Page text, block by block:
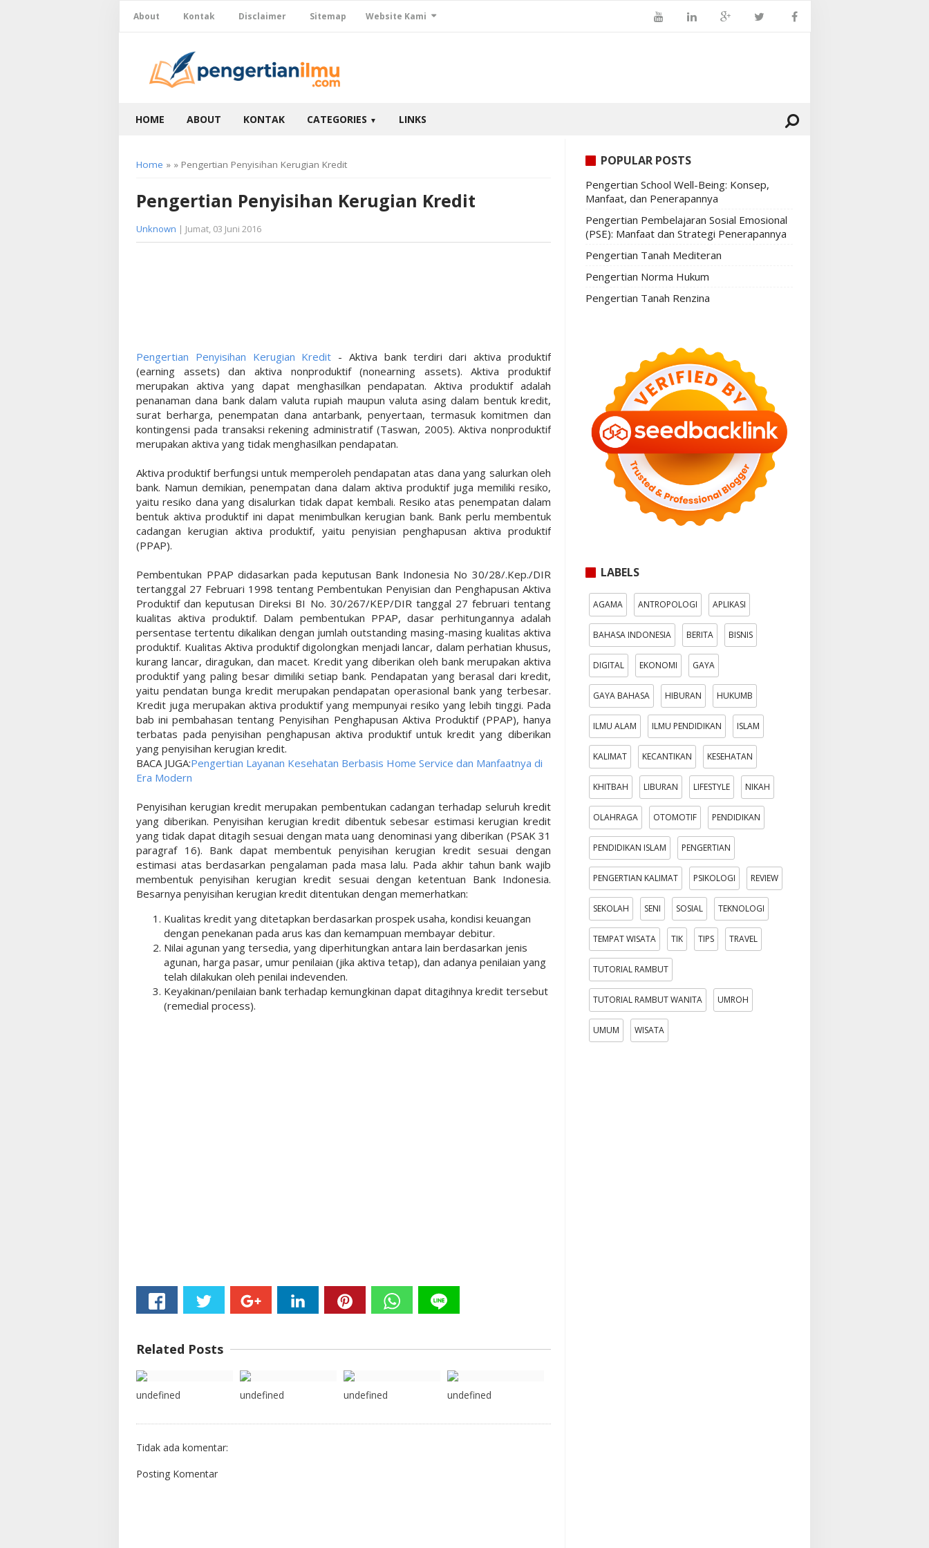
About Kontak Disclaimer Sitemap Website Kami
HOME ABOUT KONTAK CATEGORIES ▼ LINKS
Home » » Pengertian Penyisihan Kerugian Kredit
Pengertian Penyisihan Kerugian Kredit
Unknown | Jumat, 03 Juni 2016
Pengertian Penyisihan Kerugian Kredit - Aktiva bank terdiri dari aktiva produktif
(earning assets) dan aktiva nonproduktif (nonearning assets). Aktiva produktif
merupakan aktiva yang dapat menghasilkan pendapatan. Aktiva produktif adalah
penanaman dana bank dalam valuta rupiah maupun valuta asing dalam bentuk kredit,
surat berharga, penempatan dana antarbank, penyertaan, termasuk komitmen dan
kontingensi pada transaksi rekening administratif (Taswan, 2005). Aktiva nonproduktif
merupakan aktiva yang tidak menghasilkan pendapatan.
Aktiva produktif berfungsi untuk memperoleh pendapatan atas dana yang salurkan oleh
bank. Namun demikian, penempatan dana dalam aktiva produktif juga memiliki resiko,
yaitu resiko dana yang disalurkan tidak dapat kembali. Resiko atas penempatan dalam
bentuk aktiva produktif ini dapat menimbulkan kerugian bank. Bank perlu membentuk
cadangan kerugian aktiva produktif, yaitu penyisian penghapusan aktiva produktif
(PPAP).
Pembentukan PPAP didasarkan pada keputusan Bank Indonesia No 30/28/.Kep./DIR
tertanggal 27 Februari 1998 tentang Pembentukan Penyisian dan Penghapusan Aktiva
Produktif dan keputusan Direksi BI No. 30/267/KEP/DIR tanggal 27 februari tentang
kualitas aktiva produktif. Dalam pembentukan PPAP, dasar perhitungannya adalah
persentase tertentu dikalikan dengan jumlah outstanding masing-masing kualitas aktiva
produktif. Kualitas Aktiva produktif digolongkan menjadi lancar, dalam perhatian khusus,
kurang lancar, diragukan, dan macet. Kredit yang diberikan oleh bank merupakan aktiva
produktif yang paling besar dimiliki setiap bank. Pendapatan yang berasal dari kredit,
yaitu pendatan bunga kredit merupakan pendapatan operasional bank yang terbesar.
Kredit juga merupakan aktiva produktif yang mempunyai resiko yang lebih tinggi. Pada
bab ini pembahasan tentang Penyisihan Penghapusan Aktiva Produktif (PPAP), hanya
terbatas pada penyisihan penghapusan aktiva produktif untuk kredit yang diberikan
yang penyisihan kerugian kredit.
BACA JUGA:Pengertian Layanan Kesehatan Berbasis Home Service dan Manfaatnya di
Era Modern
Penyisihan kerugian kredit merupakan pembentukan cadangan terhadap seluruh kredit
yang diberikan. Penyisihan kerugian kredit dibentuk sebesar estimasi kerugian kredit
yang tidak dapat ditagih sesuai dengan mata uang denominasi yang diberikan (PSAK 31
paragraf 16). Bank dapat membentuk penyisihan kerugian kredit sesuai dengan
estimasi atas berdasarkan pengalaman pada masa lalu. Pada akhir tahun bank wajib
membentuk penyisihan kerugian kredit sesuai dengan ketentuan Bank Indonesia.
Besarnya penyisihan kerugian kredit ditentukan dengan memerhatkan:
Kualitas kredit yang ditetapkan berdasarkan prospek usaha, kondisi keuangan
dengan penekanan pada arus kas dan kemampuan membayar debitur.
Nilai agunan yang tersedia, yang diperhitungkan antara lain berdasarkan jenis
agunan, harga pasar, umur penilaian (jika aktiva tetap), dan adanya penilaian yang
telah dilakukan oleh penilai indevenden.
Keyakinan/penilaian bank terhadap kemungkinan dapat ditagihnya kredit tersebut
(remedial process).
Related Posts
undefined undefined undefined undefined
Tidak ada komentar:
Posting Komentar
POPULAR POSTS
Pengertian School Well-Being: Konsep,
Manfaat, dan Penerapannya
Pengertian Pembelajaran Sosial Emosional
(PSE): Manfaat dan Strategi Penerapannya
Pengertian Tanah Mediteran
Pengertian Norma Hukum
Pengertian Tanah Renzina
LABELS
AGAMA ANTROPOLOGI APLIKASI
BAHASA INDONESIA BERITA BISNIS
DIGITAL EKONOMI GAYA
GAYA BAHASA HIBURAN HUKUMB
ILMU ALAM ILMU PENDIDIKAN ISLAM
KALIMAT KECANTIKAN KESEHATAN
KHITBAH LIBURAN LIFESTYLE NIKAH
OLAHRAGA OTOMOTIF PENDIDIKAN
PENDIDIKAN ISLAM PENGERTIAN
PENGERTIAN KALIMAT PSIKOLOGI REVIEW
SEKOLAH SENI SOSIAL TEKNOLOGI
TEMPAT WISATA TIK TIPS TRAVEL
TUTORIAL RAMBUT
TUTORIAL RAMBUT WANITA UMROH
UMUM WISATA